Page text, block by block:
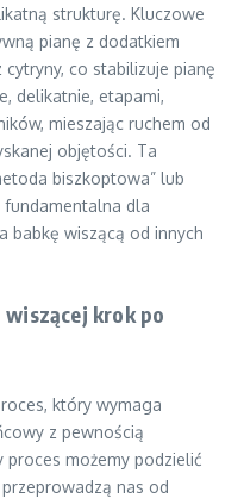
strukturę. Kluczowe
pianę z dodatkiem
co stabilizuje pianę
delikatnie, etapami,
mieszając ruchem od
objętości. Ta
biszkoptowa” lub
fundamentalna dla
babkę wiszącą od innych
krok po
który wymaga
z pewnością
proces możemy podzielić
nas od